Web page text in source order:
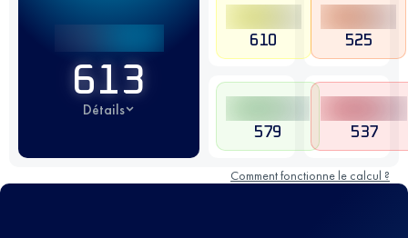
613
Détails
610 525
579 537
Comment fonctionne le calcul ?